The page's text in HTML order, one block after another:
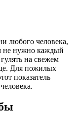
любого человека,
не нужно каждый
на свежем
Для пожилых
показатель